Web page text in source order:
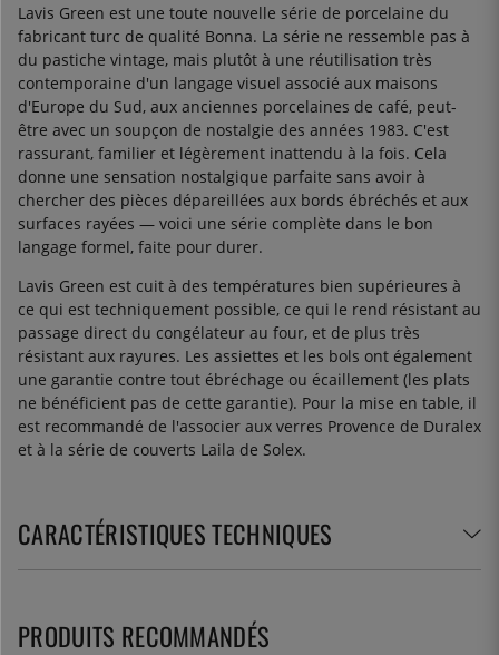
Lavis Green est une toute nouvelle série de porcelaine du
fabricant turc de qualité Bonna. La série ne ressemble pas à
du pastiche vintage, mais plutôt à une réutilisation très
contemporaine d'un langage visuel associé aux maisons
d'Europe du Sud, aux anciennes porcelaines de café, peut-
être avec un soupçon de nostalgie des années 1983. C'est
rassurant, familier et légèrement inattendu à la fois. Cela
donne une sensation nostalgique parfaite sans avoir à
chercher des pièces dépareillées aux bords ébréchés et aux
surfaces rayées — voici une série complète dans le bon
langage formel, faite pour durer.
Lavis Green est cuit à des températures bien supérieures à
ce qui est techniquement possible, ce qui le rend résistant au
passage direct du congélateur au four, et de plus très
résistant aux rayures. Les assiettes et les bols ont également
une garantie contre tout ébréchage ou écaillement (les plats
ne bénéficient pas de cette garantie). Pour la mise en table, il
est recommandé de l'associer aux verres Provence de Duralex
et à la série de couverts Laila de Solex.
CARACTÉRISTIQUES TECHNIQUES
PRODUITS RECOMMANDÉS